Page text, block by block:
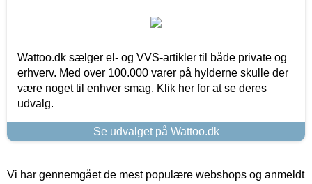
Wattoo.dk sælger el- og VVS-artikler til både private og
erhverv. Med over 100.000 varer på hylderne skulle der
være noget til enhver smag. Klik her for at se deres
udvalg.
Se udvalget på Wattoo.dk
Vi har gennemgået de mest populære webshops og anmeldt